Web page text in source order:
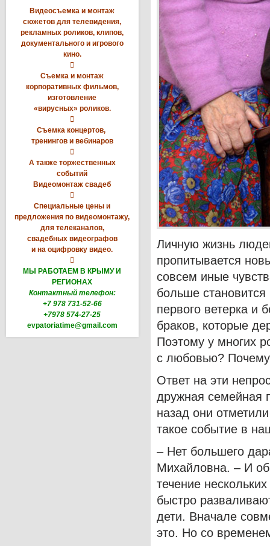
Видеосъемка и монтаж
сюжетов для телевидения,
рекламных роликов, клипов,
документального и игрового
кино.

Съемка и монтаж
корпоративных фильмов,
изготовление
«вирусных» роликов.

Съемка концертов,
тренингов и вебинаров

А также торжественных
событий
Видеомонтаж свадеб

Специальные цены и
предложения по видеомонтажу,
для телеканалов,
свадебных видеографов
и на оцифровку видео.

МЫ РАБОТАЕМ В КРЫМУ И
РЕГИОНАХ
Контактный телефон:
+7 978 731-52-66
+7978 574-27-25
evpatoriatime@gmail.com
Личную жизнь
пропитывается
совсем иные
больше
первого ветерка и
браков, которые
Поэтому у многих
с любовью?
Ответ на эти
дружная семейная
назад они
такое событие в
– Нет большего
Михайловна. – И
течение
быстро
дети. Вначале
это. Но со